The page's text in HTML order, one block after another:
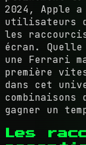
2024, Apple a
utilisateurs
les
écran. Quelle
une Ferrari
première
dans cet
gagner un
Les